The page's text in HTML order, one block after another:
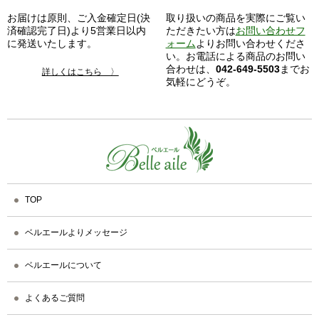
お届けは原則、ご入金確定日(決
済確認完了日)より5営業日以内
に発送いたします。
詳しくはこちら 〉
取り扱いの商品を実際にご覧い
ただきたい方はお問い合わせフ
ォームよりお問い合わせくださ
い。お電話による商品のお問い
合わせは、 042-649-5503までお
気軽にどうぞ。
TOP
ベルエールよりメッセージ
ベルエールについて
よくあるご質問